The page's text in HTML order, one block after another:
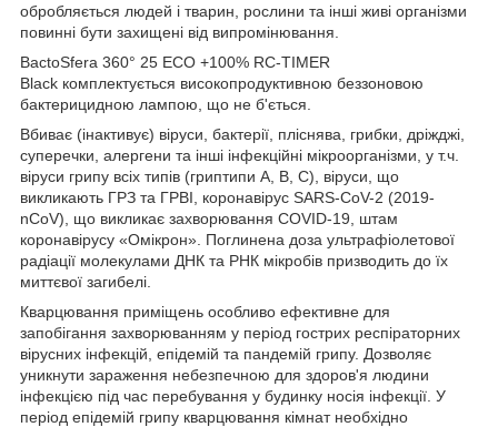
обробляється людей і тварин, рослини та інші живі організми
повинні бути захищені від випромінювання.
BactoSfera 360° 25 ECO +100% RC-TIMER
Black комплектується високопродуктивною беззоновою
бактерицидною лампою, що не б'ється.
Вбиває (інактивує) віруси, бактерії, пліснява, грибки, дріжджі,
суперечки, алергени та інші інфекційні мікроорганізми, у т.ч.
віруси грипу всіх типів (гриптипи A, B, C), віруси, що
викликають ГРЗ та ГРВІ, коронавірус SARS-CoV-2 (2019-
nCoV), що викликає захворювання COVID-19, штам
коронавірусу «Омікрон». Поглинена доза ультрафіолетової
радіації молекулами ДНК та РНК мікробів призводить до їх
миттєвої загибелі.
Кварцювання приміщень особливо ефективне для
запобігання захворюванням у період гострих респіраторних
вірусних інфекцій, епідемій та пандемій грипу. Дозволяє
уникнути зараження небезпечною для здоров'я людини
інфекцією під час перебування у будинку носія інфекції. У
період епідемій грипу кварцювання кімнат необхідно